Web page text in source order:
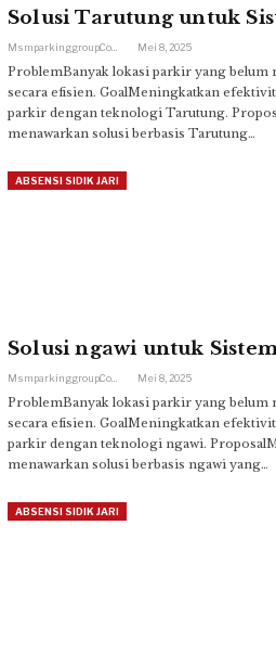
Solusi Tarutung untuk
Msmparkinggroup.com Mei 8, 2025
ProblemBanyak lokasi parkir yang belum
secara efisien. GoalMeningkatkan
parkir dengan teknologi Tarutung.
menawarkan solusi berbasis Tarutung…
ABSENSI SIDIK JARI
Solusi ngawi untuk
Mei 8, 2025
ProblemBanyak lokasi parkir yang belum
secara efisien. GoalMeningkatkan
parkir dengan teknologi ngawi.
menawarkan solusi berbasis ngawi yang…
ABSENSI SIDIK JARI